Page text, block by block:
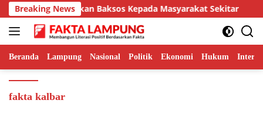
Langsung
ke
konten
Breaking News
Tebo Salurkan Baksos Kepada Masyarakat Sekitar
Beranda Lampung Nasional Politik Ekonomi Hukum
fakta kalbar